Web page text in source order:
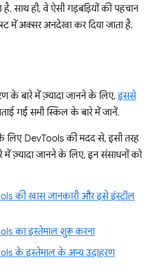
साथ ही, वे ऐसी गड़बड़ियों की पहचान
में अक्सर अनदेखा कर दिया जाता है.
के बारे में ज़्यादा जानने के लिए,इससे
गई सभी स्किल के बारे में जानें.
DevTools की मदद से, इसी तरह
ज़्यादा जानने के लिए, इन संसाधनों को
की खास जानकारी और इसे इंस्टॉल
का इस्तेमाल शुरू करना
के इस्तेमाल के अन्य उदाहरण